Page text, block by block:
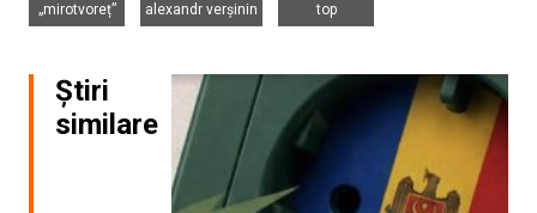
„mirotvoreț”
alexandr verșinin
top
Știri
similare